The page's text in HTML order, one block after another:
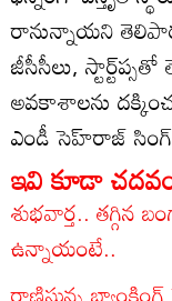
రానున్నాయని
జీసీసీలు,
అవకాశాలను
ఎండీ సెహ్‌రాజ్‌
ఇవి కూడా
శుభవార్త.. తగ్గిన
ఉన్నాయంటే..